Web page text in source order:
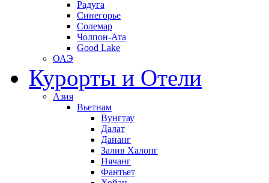
Радуга
Синегорье
Солемар
Чолпон-Ата
Good Lake
ОАЭ
Курорты и Отели
Азия
Вьетнам
Вунгтау
Далат
Дананг
Залив Халонг
Нячанг
Фантьет